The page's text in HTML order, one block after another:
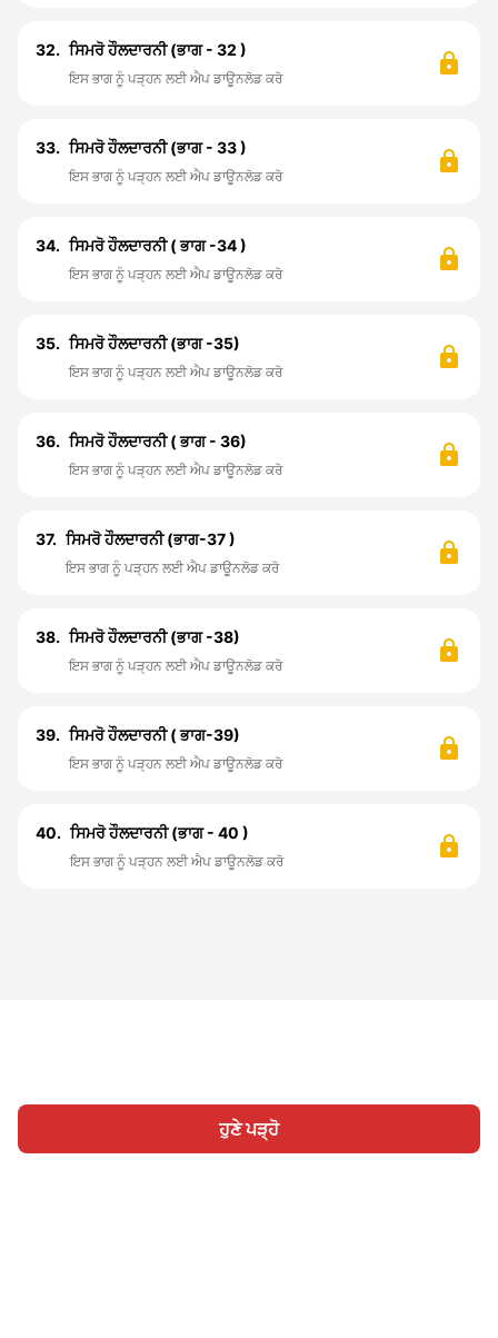
ਹੁਣੇ ਪੜ੍ਹੋ
32. ਸਿਮਰੋ ਹੌਲਦਾਰਨੀ (ਭਾਗ - 32 )
ਇਸ ਭਾਗ ਨੂੰ ਪੜ੍ਹਨ ਲਈ ਐਪ ਡਾਊਨਲੋਡ ਕਰੋ
33. ਸਿਮਰੋ ਹੌਲਦਾਰਨੀ (ਭਾਗ - 33 )
ਇਸ ਭਾਗ ਨੂੰ ਪੜ੍ਹਨ ਲਈ ਐਪ ਡਾਊਨਲੋਡ ਕਰੋ
34. ਸਿਮਰੋ ਹੌਲਦਾਰਨੀ ( ਭਾਗ -34 )
ਇਸ ਭਾਗ ਨੂੰ ਪੜ੍ਹਨ ਲਈ ਐਪ ਡਾਊਨਲੋਡ ਕਰੋ
35. ਸਿਮਰੋ ਹੌਲਦਾਰਨੀ (ਭਾਗ -35)
ਇਸ ਭਾਗ ਨੂੰ ਪੜ੍ਹਨ ਲਈ ਐਪ ਡਾਊਨਲੋਡ ਕਰੋ
36. ਸਿਮਰੋ ਹੌਲਦਾਰਨੀ ( ਭਾਗ - 36)
ਇਸ ਭਾਗ ਨੂੰ ਪੜ੍ਹਨ ਲਈ ਐਪ ਡਾਊਨਲੋਡ ਕਰੋ
37. ਸਿਮਰੋ ਹੌਲਦਾਰਨੀ (ਭਾਗ-37 )
ਇਸ ਭਾਗ ਨੂੰ ਪੜ੍ਹਨ ਲਈ ਐਪ ਡਾਊਨਲੋਡ ਕਰੋ
38. ਸਿਮਰੋ ਹੌਲਦਾਰਨੀ (ਭਾਗ -38)
ਇਸ ਭਾਗ ਨੂੰ ਪੜ੍ਹਨ ਲਈ ਐਪ ਡਾਊਨਲੋਡ ਕਰੋ
39. ਸਿਮਰੋ ਹੌਲਦਾਰਨੀ ( ਭਾਗ-39)
ਇਸ ਭਾਗ ਨੂੰ ਪੜ੍ਹਨ ਲਈ ਐਪ ਡਾਊਨਲੋਡ ਕਰੋ
40. ਸਿਮਰੋ ਹੌਲਦਾਰਨੀ (ਭਾਗ - 40 )
ਇਸ ਭਾਗ ਨੂੰ ਪੜ੍ਹਨ ਲਈ ਐਪ ਡਾਊਨਲੋਡ ਕਰੋ
ਹੋਮ ਸ਼੍ਰੇਣੀ ਲਿਖੋ ਸਾਈਨ ਇਨ